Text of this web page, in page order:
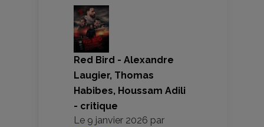
Red Bird - Alexandre
Laugier, Thomas
Habibes, Houssam Adili
- critique
Le 9 janvier 2026 par